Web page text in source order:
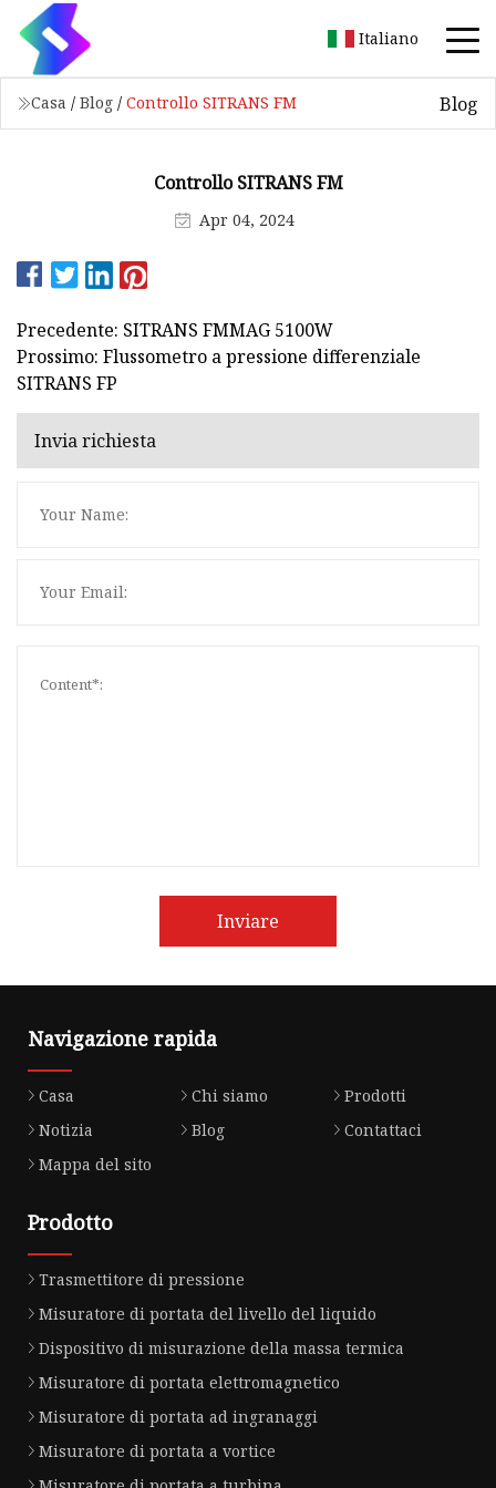
Italiano
Casa / Blog / Controllo SITRANS FM Blog
Controllo SITRANS FM
Apr 04, 2024
Precedente: SITRANS FMMAG 5100W
Prossimo: Flussometro a pressione differenziale
SITRANS FP
Invia richiesta
Inviare
Navigazione rapida
Casa Chi siamo
Prodotti
Notizia
Blog
Contattaci
Mappa del sito
Prodotto
Trasmettitore di pressione
Misuratore di portata del livello del liquido
Dispositivo di misurazione della massa termica
Misuratore di portata elettromagnetico
Misuratore di portata ad ingranaggi
Misuratore di portata a vortice